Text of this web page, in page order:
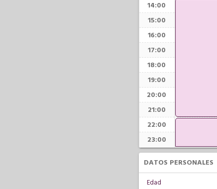
14:00
15:00
16:00
17:00
18:00
19:00
20:00
21:00
22:00
23:00
DATOS PERSONALES
Edad